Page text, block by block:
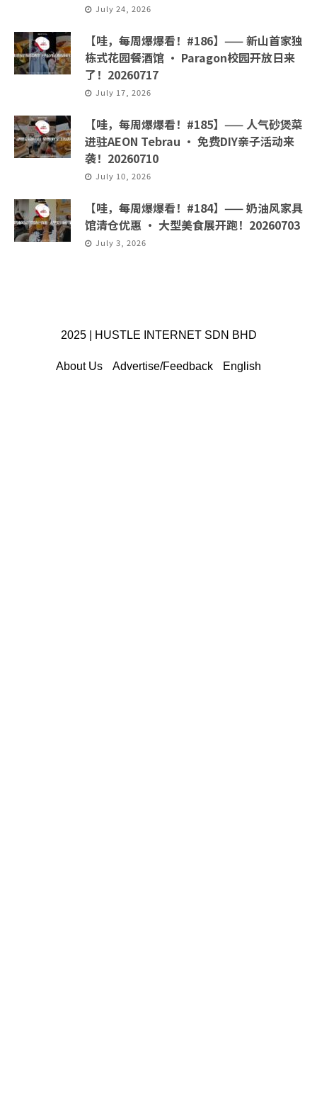
July 24, 2026
【哇，每周爆爆看！#186】—— 新山首家独
栋式花园餐酒馆 · Paragon校园开放日来
了！20260717
July 17, 2026
【哇，每周爆爆看！#185】—— 人气砂煲菜
进驻AEON Tebrau · 免费DIY亲子活动来
袭！20260710
July 10, 2026
【哇，每周爆爆看！#184】—— 奶油风家具
馆清仓优惠 · 大型美食展开跑！20260703
July 3, 2026
2025 | HUSTLE INTERNET SDN BHD
About Us Advertise/Feedback English